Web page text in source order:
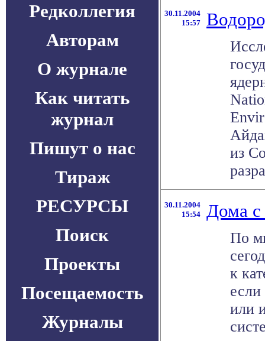
Редколлегия
Авторам
О журнале
Как читать
журнал
Пишут о нас
Тираж
РЕСУРСЫ
Поиск
Проекты
Посещаемость
Журналы
30.11.2004
15:57
из
30.11.2004
15:54
Дома с
По
к
если
или